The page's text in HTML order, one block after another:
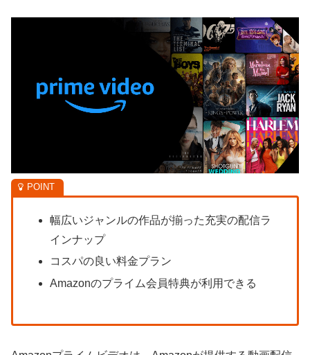
幅広いジャンルの作品が揃った充実の配信ラ
インナップ
コスパの良い料金プラン
Amazonのプライム会員特典が利用できる